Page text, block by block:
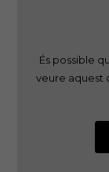
És possible
veure aquest